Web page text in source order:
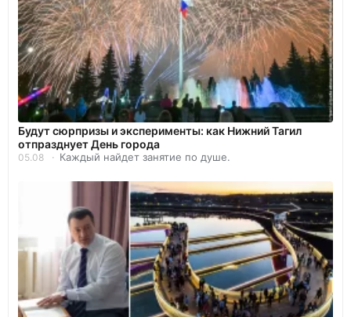
Будут сюрпризы и эксперименты: как Нижний Тагил
отпразднует День города
05.08 Каждый найдет занятие по душе.